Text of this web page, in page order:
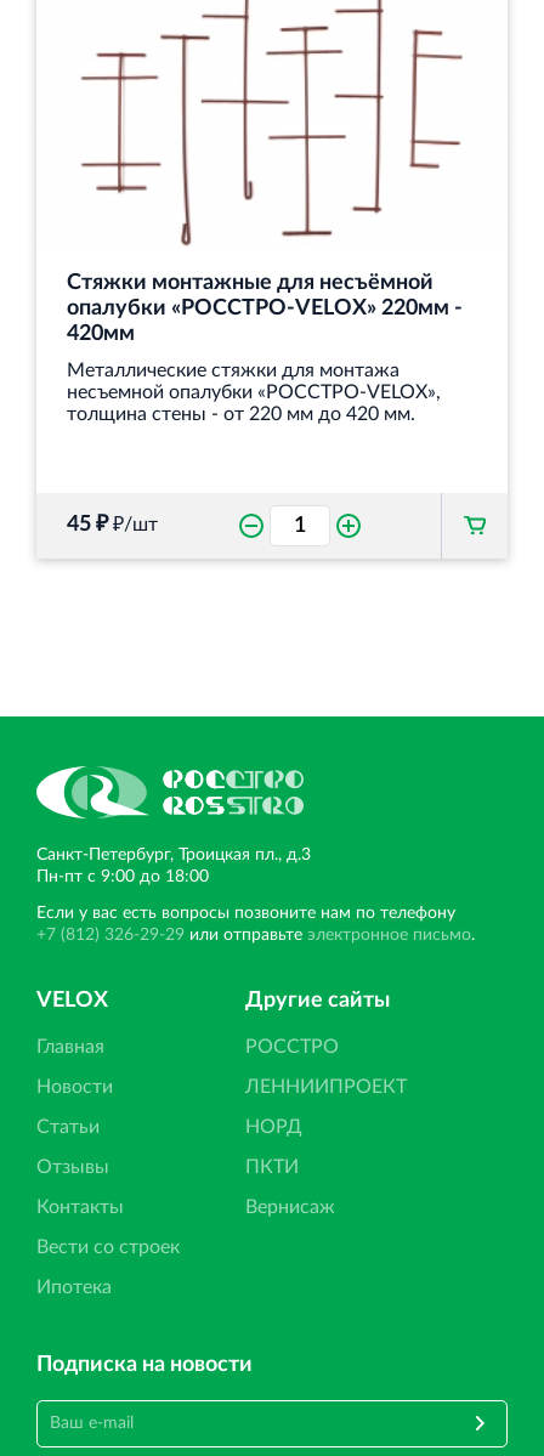
Стяжки монтажные для несъёмной
опалубки «РОССТРО-VELOX» 220мм -
420мм
Металлические стяжки для монтажа
несъемной опалубки «РОССТРО-VELOX»,
толщина стены - от 220 мм до 420 мм.
45 ₽₽/шт
Санкт‐Петербург, Троицкая пл., д.3
Пн‐пт с 9:00 до 18:00
Если у вас есть вопросы позвоните нам по телефону
+7 (812) 326-29-29 или отправьте электронное письмо.
VELOX
Главная
Новости
Статьи
Отзывы
Контакты
Вести со строек
Ипотека
Другие сайты
РОССТРО
ЛЕННИИПРОЕКТ
НОРД
ПКТИ
Вернисаж
Подписка на новости